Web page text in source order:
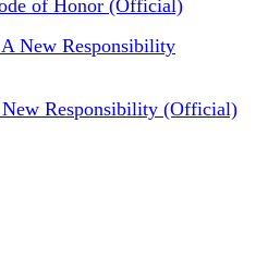
of Honor (Official)
Responsibility (Official)